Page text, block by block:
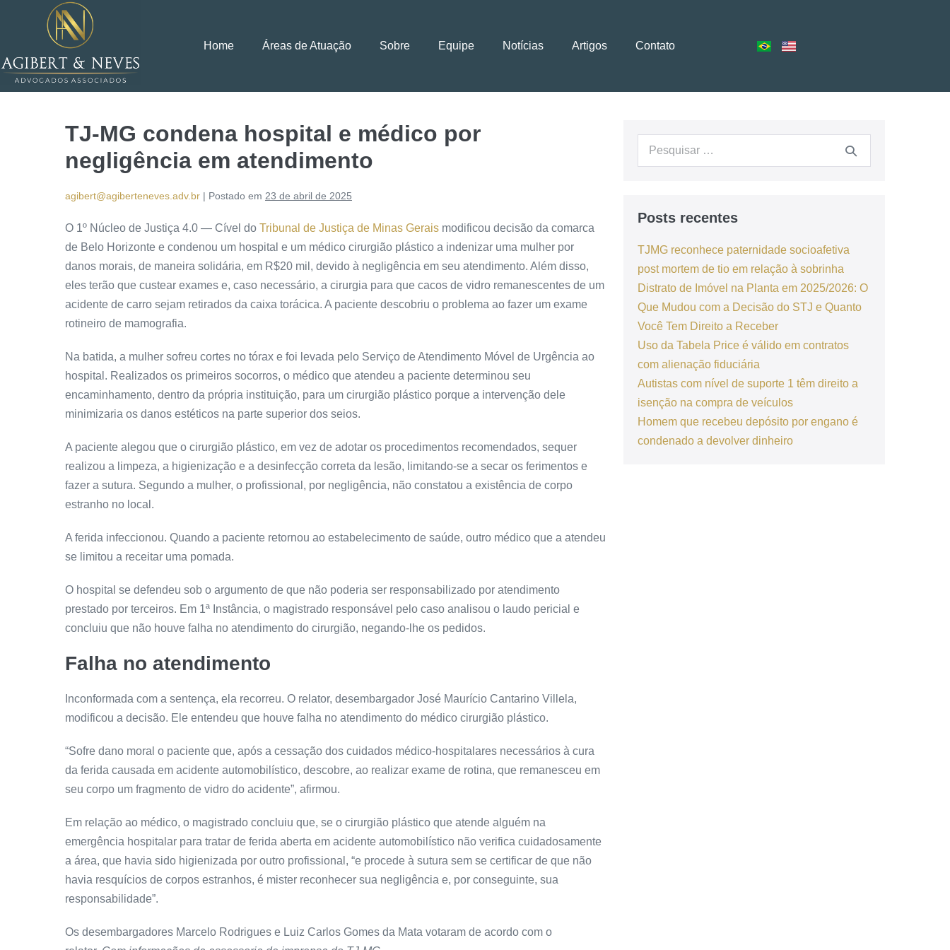
Home Áreas de Atuação Sobre Equipe Notícias Artigos Contato
TJ-MG condena hospital e médico por
negligência em atendimento
agibert@agiberteneves.adv.br | Postado em 23 de abril de 2025
O 1º Núcleo de Justiça 4.0 — Cível do Tribunal de Justiça de Minas Gerais modificou decisão da comarca
de Belo Horizonte e condenou um hospital e um médico cirurgião plástico a indenizar uma mulher por
danos morais, de maneira solidária, em R$20 mil, devido à negligência em seu atendimento. Além disso,
eles terão que custear exames e, caso necessário, a cirurgia para que cacos de vidro remanescentes de um
acidente de carro sejam retirados da caixa torácica. A paciente descobriu o problema ao fazer um exame
rotineiro de mamografia.
Na batida, a mulher sofreu cortes no tórax e foi levada pelo Serviço de Atendimento Móvel de Urgência ao
hospital. Realizados os primeiros socorros, o médico que atendeu a paciente determinou seu
encaminhamento, dentro da própria instituição, para um cirurgião plástico porque a intervenção dele
minimizaria os danos estéticos na parte superior dos seios.
A paciente alegou que o cirurgião plástico, em vez de adotar os procedimentos recomendados, sequer
realizou a limpeza, a higienização e a desinfecção correta da lesão, limitando-se a secar os ferimentos e
fazer a sutura. Segundo a mulher, o profissional, por negligência, não constatou a existência de corpo
estranho no local.
A ferida infeccionou. Quando a paciente retornou ao estabelecimento de saúde, outro médico que a atendeu
se limitou a receitar uma pomada.
O hospital se defendeu sob o argumento de que não poderia ser responsabilizado por atendimento
prestado por terceiros. Em 1ª Instância, o magistrado responsável pelo caso analisou o laudo pericial e
concluiu que não houve falha no atendimento do cirurgião, negando-lhe os pedidos.
Falha no atendimento
Inconformada com a sentença, ela recorreu. O relator, desembargador José Maurício Cantarino Villela,
modificou a decisão. Ele entendeu que houve falha no atendimento do médico cirurgião plástico.
“Sofre dano moral o paciente que, após a cessação dos cuidados médico-hospitalares necessários à cura
da ferida causada em acidente automobilístico, descobre, ao realizar exame de rotina, que remanesceu em
seu corpo um fragmento de vidro do acidente”, afirmou.
Em relação ao médico, o magistrado concluiu que, se o cirurgião plástico que atende alguém na
emergência hospitalar para tratar de ferida aberta em acidente automobilístico não verifica cuidadosamente
a área, que havia sido higienizada por outro profissional, “e procede à sutura sem se certificar de que não
havia resquícios de corpos estranhos, é mister reconhecer sua negligência e, por conseguinte, sua
responsabilidade”.
Os desembargadores Marcelo Rodrigues e Luiz Carlos Gomes da Mata votaram de acordo com o
Posts recentes
TJMG reconhece paternidade socioafetiva
post mortem de tio em relação à sobrinha
Distrato de Imóvel na Planta em 2025/2026: O
Que Mudou com a Decisão do STJ e Quanto
Você Tem Direito a Receber
Uso da Tabela Price é válido em contratos
com alienação fiduciária
Autistas com nível de suporte 1 têm direito a
isenção na compra de veículos
Homem que recebeu depósito por engano é
condenado a devolver dinheiro